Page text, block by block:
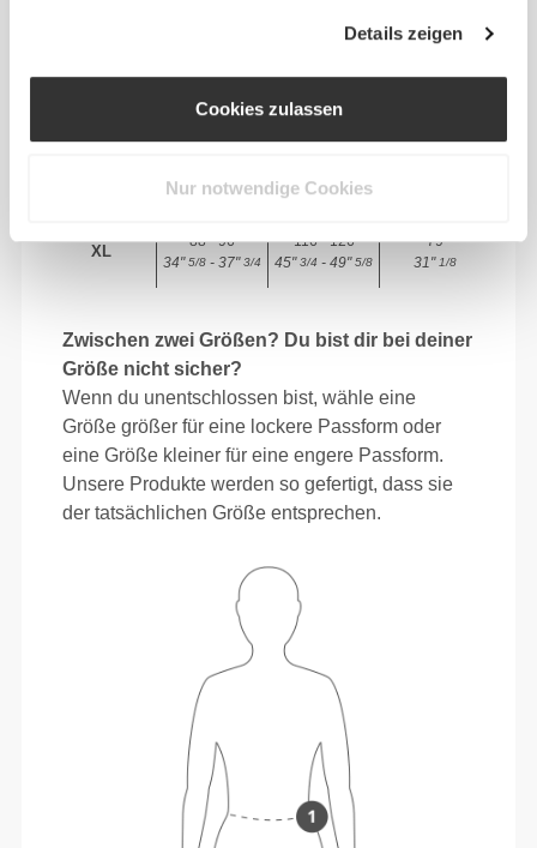
Details zeigen
Cookies zulassen
Nur notwendige Cookies
- 38" 5/8
30"1/2
3/8- 31"1/2
38"5/8- 41"
31"1/2- 34"5/8
41"3/4- 45"3/4
XL
88 - 96
34"5/8 - 37"3/4
116 - 126
45"3/4 - 49"5/8
79
31"1/8
Zwischen zwei Größen? Du bist dir bei deiner
Größe nicht sicher?
Wenn du unentschlossen bist, wähle eine
Größe größer für eine lockere Passform oder
eine Größe kleiner für eine engere Passform.
Unsere Produkte werden so gefertigt, dass sie
der tatsächlichen Größe entsprechen.